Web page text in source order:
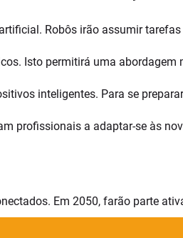
Robôs irão assumir
Isto permitirá uma abordagem
inteligentes. Para se
profissionais a adaptar-se às
Em 2050, farão parte